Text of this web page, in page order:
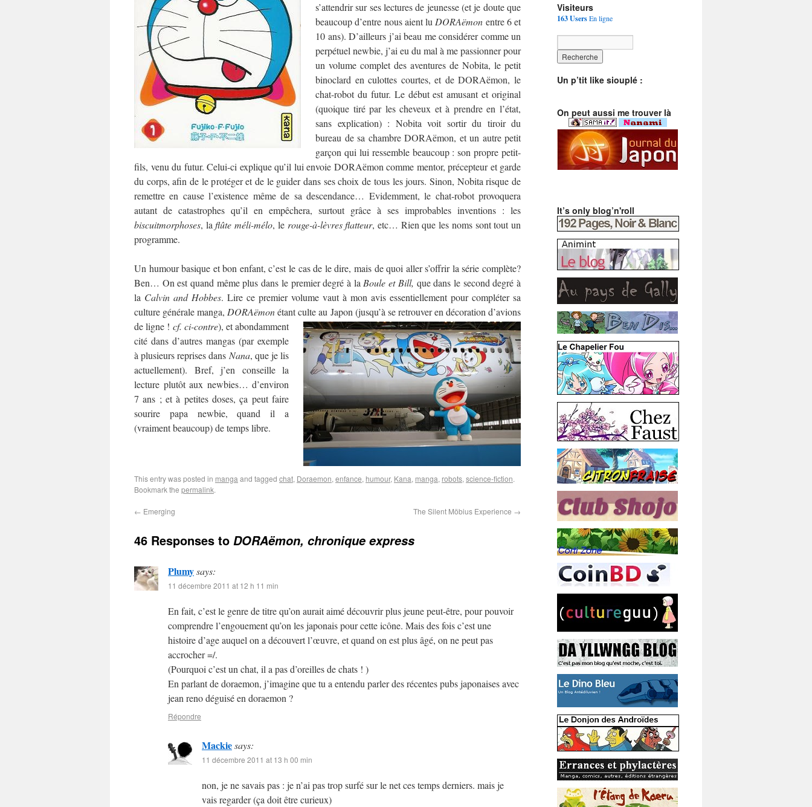
s’attendrir sur ses lectures de jeunesse (et je doute que
beaucoup d’entre nous aient lu DORAëmon entre 6 et
10 ans). D’ailleurs j’ai beau me considérer comme un
perpétuel newbie, j’ai eu du mal à me passionner pour
un volume complet des aventures de Nobita, le petit
binoclard en culottes courtes, et de DORAëmon, le
chat-robot du futur. Le début est amusant et original
(quoique tiré par les cheveux et à prendre en l’état,
sans explication) : Nobita voit sortir du tiroir du
bureau de sa chambre DORAëmon, et un autre petit
garçon qui lui ressemble beaucoup : son propre petit-
fils, venu du futur. Celui-ci explique qu’il lui envoie DORAëmon comme mentor, précepteur et garde
du corps, afin de le protéger et de le guider dans ses choix de tous les jours. Sinon, Nobita risque de
remettre en cause l’existence même de sa descendance… Evidemment, le chat-robot provoquera
autant de catastrophes qu’il en empêchera, surtout grâce à ses improbables inventions : les
biscuitmorphoses, laflûte méli-mélo, le rouge-à-lèvres flatteur, etc… Rien que les noms sont tout un
programme.
Un humour basique et bon enfant, c’est le cas de le dire, mais de quoi aller s’offrir la série complète?
Ben… On est quand même plus dans le premier degré à la Boule et Bill, que dans le second degré à
la Calvin and Hobbes. Lire ce premier volume vaut à mon avis essentiellement pour compléter sa
culture générale manga, DORAëmonétant culte au Japon (jusqu’à se retrouveren décoration d’avions
de ligne ! cf. ci-contre), et abondamment
cité dans d’autres mangas (par exemple
à plusieurs reprises dans Nana, que je lis
actuellement). Bref, j’en conseille la
lecture plutôt aux newbies… d’environ
7 ans ; et à petites doses, ça peut faire
sourire papa newbie, quand il a
(vraiment beaucoup) de temps libre.
This entry was posted in manga and tagged chat, Doraemon, enfance, humour, Kana, manga, robots, science-fiction.
Bookmark the permalink.
← Emerging The Silent Möbius Experience →
46 Responses to DORAëmon, chronique express
Plumysays:
11 décembre 2011 at 12 h 11 min
En fait, c’est le genre de titre qu’on aurait aimé découvrir plus jeune peut-être, pour pouvoir
comprendre l’engouement qu’on les japonais pour cette icône. Mais des fois c’est une
histoire d’age auquel on a découvert l’œuvre, et quand on est plus âgé, on ne peut pas
accrocher =/.
(Pourquoi c’est un chat, il a pas d’oreilles de chats ! )
En parlant de doraemon, j’imagine que tu a entendu parler des récentes pubs japonaises avec
jean reno déguisé en doraemon ?
Répondre
Mackiesays:
11 décembre 2011 at 13 h 00 min
non, je ne savais pas : je n’ai pas trop surfé sur le net ces temps derniers. mais je
vais regarder (ça doit être curieux)
Visiteurs
163 UsersEn ligne
Un p’tit like siouplé :
On peut aussi me trouver là
It’s only blog’n'roll